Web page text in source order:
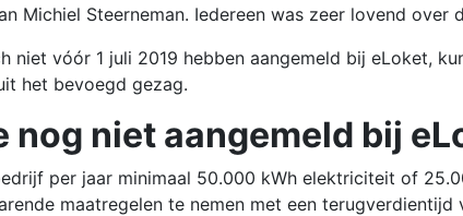
Michiel Steerneman. Iedereen was zeer lovend
niet vóór 1 juli 2019 hebben aangemeld bij eLoket,
het bevoegd gezag.
nog niet aangemeld bij
per jaar minimaal 50.000 kWh elektriciteit of
maatregelen te nemen met een